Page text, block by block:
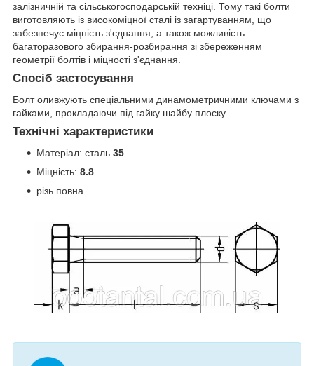
залізничній та сільськогосподарській техніці. Тому такі болти
виготовляють із високоміцної сталі із загартуванням, що
забезпечує міцність з'єднання, а також можливість
багаторазового збирання-розбирання зі збереженням
геометрії болтів і міцності з'єднання.
Спосіб застосування
Болт оливжують спеціальними динамометричними ключами з
гайками, прокладаючи під гайку шайбу плоску.
Технічні характеристики
Матеріал: сталь 35
Міцність: 8.8
різь повна